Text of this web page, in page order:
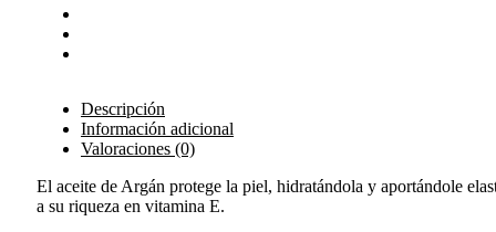
Descripción
Información adicional
Valoraciones (0)
El aceite de Argán protege la piel, hidratándola y aportándole
a su riqueza en vitamina E.